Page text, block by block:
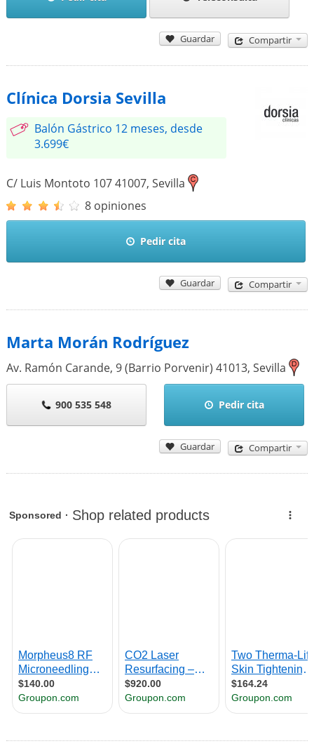
Guardar Compartir
Clínica Dorsia Sevilla
Balón Gástrico 12 meses, desde
3.699€
C/ Luis Montoto 10741007, Sevilla
8 opiniones
Pedir cita
Guardar Compartir
Marta Morán Rodríguez
Av. Ramón Carande, 9 (Barrio Porvenir) 41013, Sevilla
900 535 548 Pedir cita
Guardar Compartir